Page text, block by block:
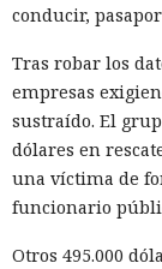
conducir,
Tras robar los
empresas
sustraído. El
dólares en
una víctima de
funcionario
Otros 495.000
Búhos sabios,
bienvenidos al